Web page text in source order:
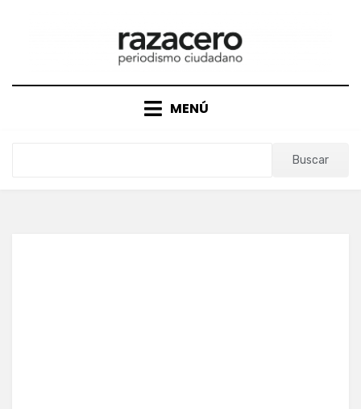
MENÚ
Buscar